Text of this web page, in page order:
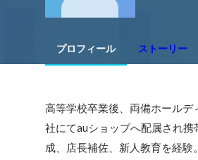
プロフィール ストーリー
高等学校卒業後、両備ホール
社にてauショップへ配属され
成、店長補佐、新人教育を経